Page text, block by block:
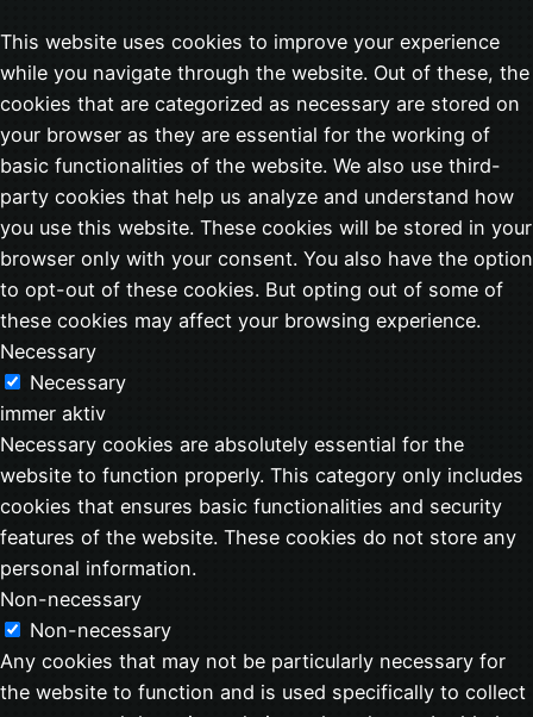
This website uses cookies to improve your experience
while you navigate through the website. Out of these, the
cookies that are categorized as necessary are stored on
your browser as they are essential for the working of
basic functionalities of the website. We also use third-
party cookies that help us analyze and understand how
you use this website. These cookies will be stored in your
browser only with your consent. You also have the option
to opt-out of these cookies. But opting out of some of
these cookies may affect your browsing experience.
Necessary
Necessary
immer aktiv
Necessary cookies are absolutely essential for the
website to function properly. This category only includes
cookies that ensures basic functionalities and security
features of the website. These cookies do not store any
personal information.
Non-necessary
Non-necessary
Any cookies that may not be particularly necessary for
the website to function and is used specifically to collect